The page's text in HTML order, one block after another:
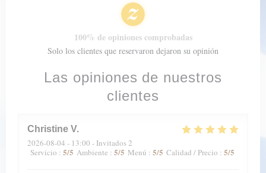
Las opiniones de nuestros
clientes
Christine V
2026-08-04 - 13:00 - Invitados 2
Servicio : 5/5 Ambiente : 5/5 Menú : 5/5 Calidad / Precio : 5/5
100% de opiniones comprobadas
Solo los clientes que reservaron dejaron su opinión